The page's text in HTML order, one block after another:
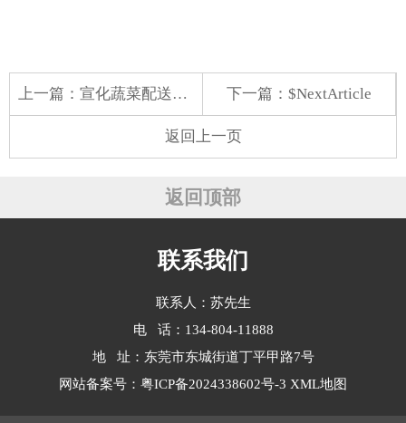
上一篇： 宣化蔬菜配送政府电话 下一篇：$NextArticle
返回上一页
返回顶部
联系我们
联系人：苏先生
电 话：134-804-11888
地 址：东莞市东城街道丁平甲路7号
网站备案号： 粤ICP备2024338602号-3 XML地图